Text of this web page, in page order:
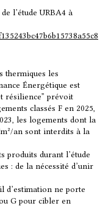
l’étude URBA4 à
thermiques les
Énergétique est
résilience” prévoit
classés F en 2025,
les logements dont la
an sont interdits à la
produits durant l’étude
: de la nécessité d’unir
d’estimation ne porte
G pour cibler en